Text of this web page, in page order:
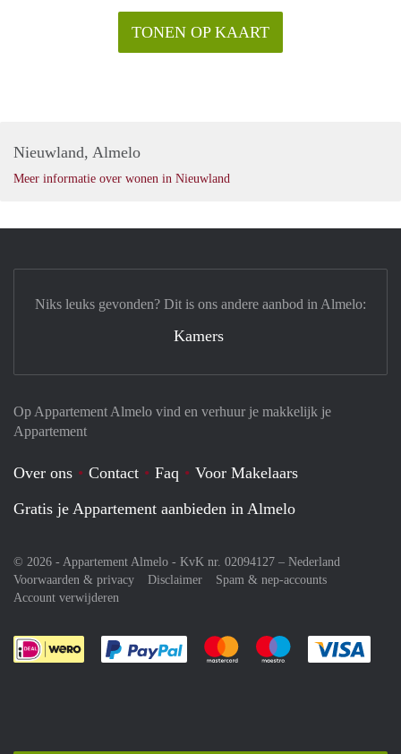
TONEN OP KAART
Nieuwland, Almelo
Meer informatie over wonen in Nieuwland
Op Appartement Almelo vind en verhuur je makkelijk je
Appartement
Over ons Contact Faq
Voor Makelaars
Gratis je Appartement aanbieden in Almelo
© 2026 - Appartement Almelo - KvK nr. 02094127 – Nederland
Voorwaarden & privacy
Disclaimer
Spam & nep-accounts
Account verwijderen
Je rekent gemakkelijk af met Paypal
Je rekent gemakkelijk af met
Je rekent
Niks leuks gevonden? Dit is ons andere aanbod in Almelo:
Kamers